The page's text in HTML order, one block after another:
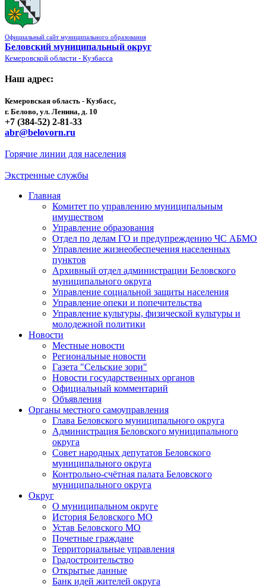
Официальный сайт муниципального образования
Беловский муниципальный округ
Кемеровской области - Кузбасса
Наш адрес:
Кемеровская область - Кузбасс,
г. Белово, ул. Ленина, д. 10
+7 (384-52) 2-81-33
abr@belovorn.ru
Горячие линии для населения
Экстренные службы
Главная
Комитет по управлению муниципальным
имуществом
Управление образования
Отдел по делам ГО и предупреждению ЧС АБМО
Управление жизнеобеспечения населенных
пунктов
Архивный отдел администрации Беловского
муниципального округа
Управление социальной защиты населения
Управление опеки и попечительства
Управление культуры, физической культуры и
молодежной политики
Новости
Местные новости
Региональные новости
Газета "Сельские зори"
Новости государственных органов
Официальный комментарий
Объявления
Органы местного самоуправления
Глава Беловского муниципального округа
Администрация Беловского муниципального
округа
Совет народных депутатов Беловского
муниципального округа
Контрольно-счётная палата Беловского
муниципального округа
Округ
О муниципальном округе
История Беловского МО
Устав Беловского МО
Почетные граждане
Территориальные управления
Градостроительство
Открытые данные
Банк идей жителей округа